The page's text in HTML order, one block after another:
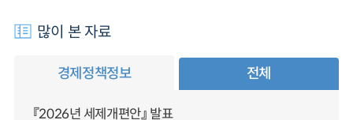
많이 본 자료
경제정책정보 전체
『2026년 세제개편안』 발표